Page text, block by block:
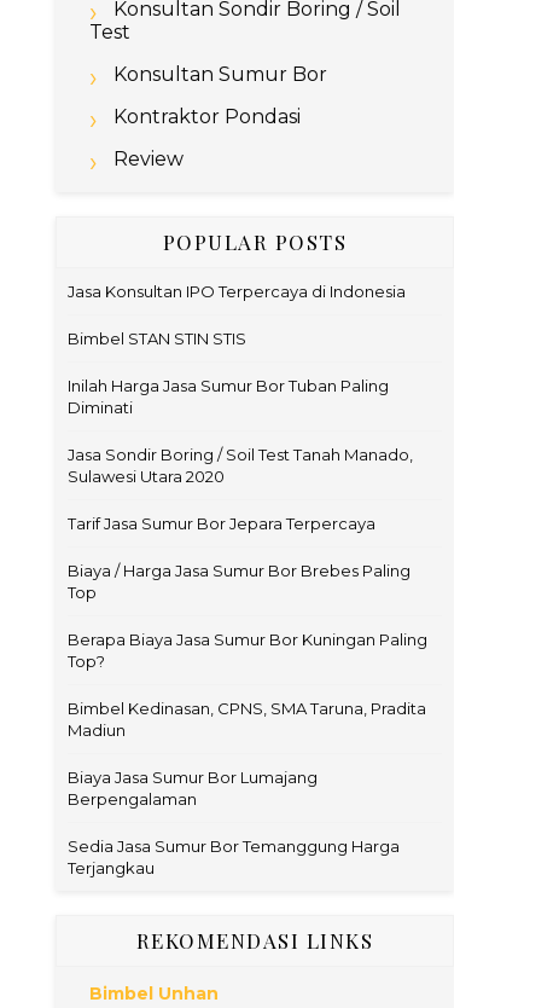
Konsultan Sondir Boring / Soil
Test
Konsultan Sumur Bor
Kontraktor Pondasi
Review
POPULAR POSTS
Jasa Konsultan IPO Terpercaya di Indonesia
Bimbel STAN STIN STIS
Inilah Harga Jasa Sumur Bor Tuban Paling
Diminati
Jasa Sondir Boring / Soil Test Tanah Manado,
Sulawesi Utara 2020
Tarif Jasa Sumur Bor Jepara Terpercaya
Biaya / Harga Jasa Sumur Bor Brebes Paling
Top
Berapa Biaya Jasa Sumur Bor Kuningan Paling
Top?
Bimbel Kedinasan, CPNS, SMA Taruna, Pradita
Madiun
Biaya Jasa Sumur Bor Lumajang
Berpengalaman
Sedia Jasa Sumur Bor Temanggung Harga
Terjangkau
REKOMENDASI LINKS
Bimbel Unhan